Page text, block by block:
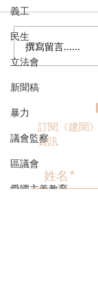
義工
民生
立法會
新聞稿
暴力
議會監察
區議會
愛國主義教育
民建聯呼
極履行選
撰寫留言......
訂閱《建聞
資訊